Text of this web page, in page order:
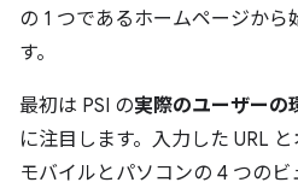
の 1 つであるホームページか
す。
最初は PSI の実際のユーザーの
に注目します。入力した URL
モバイルとパソコンの 4 つの